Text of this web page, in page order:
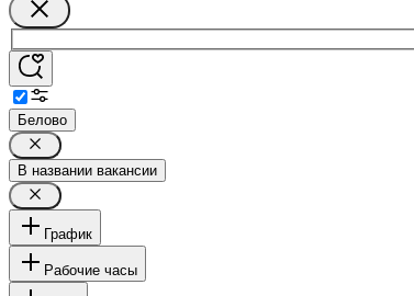
Белово
В названии вакансии
График
Рабочие часы